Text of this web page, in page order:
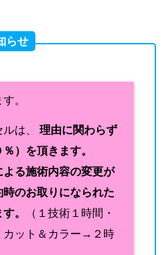
らせ
。
は、 理由に関わらず
）を頂きます。
よる施術内容の変更が
のお取りになられた
。
（１技術１時間・
ット＆カラー→２時